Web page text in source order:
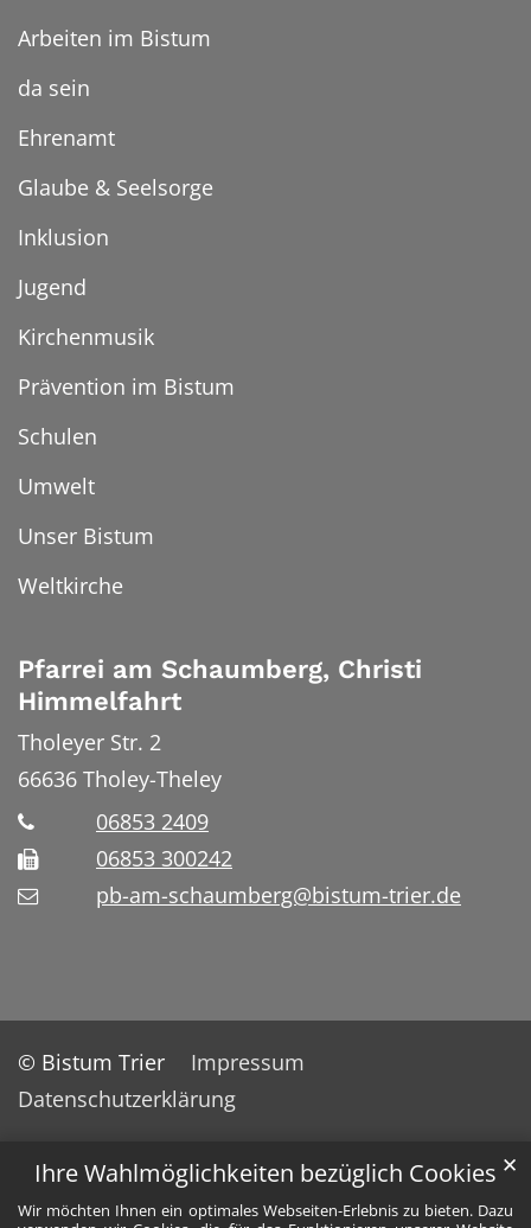
Ihre Wahlmöglichkeiten bezüglich Cookies
Wir möchten Ihnen ein optimales Webseiten-Erlebnis zu bieten. Dazu
✕
Arbeiten im Bistum
da sein
Ehrenamt
Glaube & Seelsorge
Inklusion
Jugend
Kirchenmusik
Prävention im Bistum
Schulen
Umwelt
Unser Bistum
Weltkirche
Pfarrei am Schaumberg, Christi
Himmelfahrt
Tholeyer Str. 2
66636 Tholey-Theley
06853 2409
06853 300242
pb-am-schaumberg@bistum-trier.de
© Bistum Trier
Impressum
Datenschutzerklärung